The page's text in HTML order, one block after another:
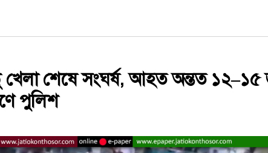
খেলা শেষে সংঘর্ষ, আহত অন্তত
পুলিশ